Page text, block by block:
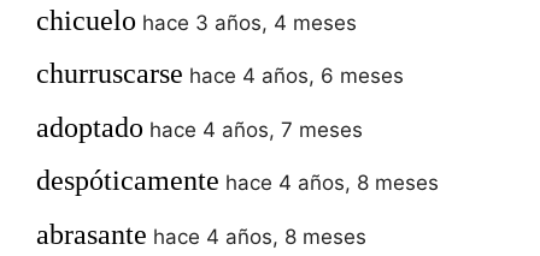
chicuelo hace 3 años, 4 meses
churruscarse hace 4 años, 6 meses
adoptado hace 4 años, 7 meses
despóticamente hace 4 años, 8 meses
abrasante hace 4 años, 8 meses